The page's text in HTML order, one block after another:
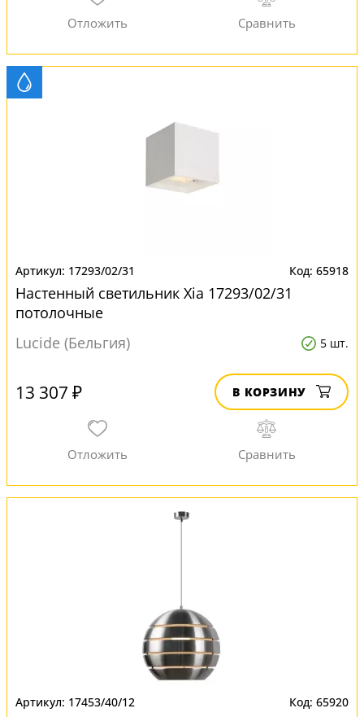
17293/02/31 65918
Настенный светильник Xia 17293/02/31
потолочные
Lucide (Бельгия)
5 шт.
13 307 ₽ В КОРЗИНУ
17453/40/12 65920